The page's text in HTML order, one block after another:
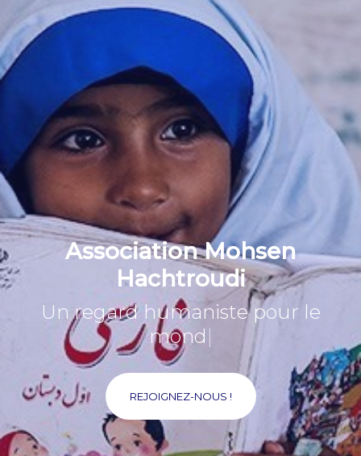
Association Mohsen
Hachtroudi
Un regard humaniste|